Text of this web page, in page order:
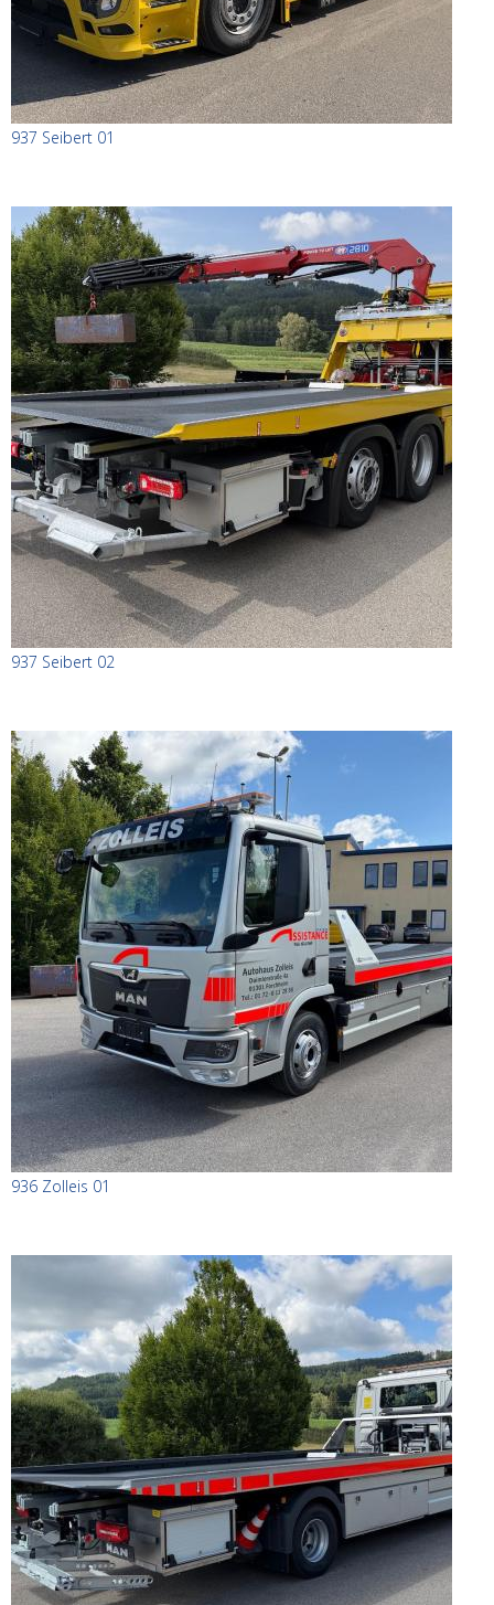
937 Seibert 01
937 Seibert 02
936 Zolleis 01